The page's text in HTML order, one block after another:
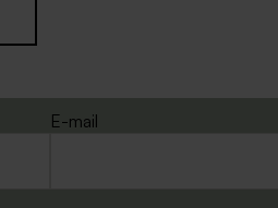
E-mail